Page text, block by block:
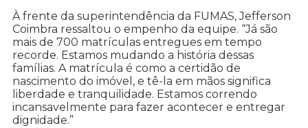
À frente da superintendência da FUMAS, Jefferson
Coimbra ressaltou o empenho da equipe. “Já são
mais de 700 matrículas entregues em tempo
recorde. Estamos mudando a história dessas
famílias. A matrícula é como a certidão de
nascimento do imóvel, e tê-la em mãos significa
liberdade e tranquilidade. Estamos correndo
incansavelmente para fazer acontecer e entregar
dignidade.”